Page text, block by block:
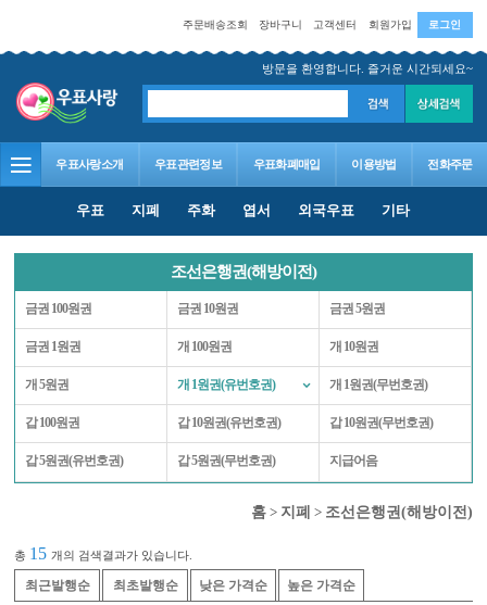
로그인
회원가입
고객센터
장바구니
주문배송조회
방문을 환영합니다. 즐거운 시간되세요~
우표사랑소개 우표관련정보 우표화폐매입 이용방법 전화주문
우표 지폐 주화 엽서 외국우표 기타
조선은행권(해방이전)
금권 100원권 금권 10원권 금권 5원권
금권 1원권 개 100원권 개 10원권
개 5원권 개 1원권(유번호권) 개 1원권(무번호권)
갑 100원권 갑 10원권(유번호권) 갑 10원권(무번호권)
갑 5원권(유번호권) 갑 5원권(무번호권) 지급어음
홈> 지폐 > 조선은행권(해방이전)
최근발행순 최초발행순 낮은 가격순 높은 가격순
총 15 개의 검색결과가 있습니다.